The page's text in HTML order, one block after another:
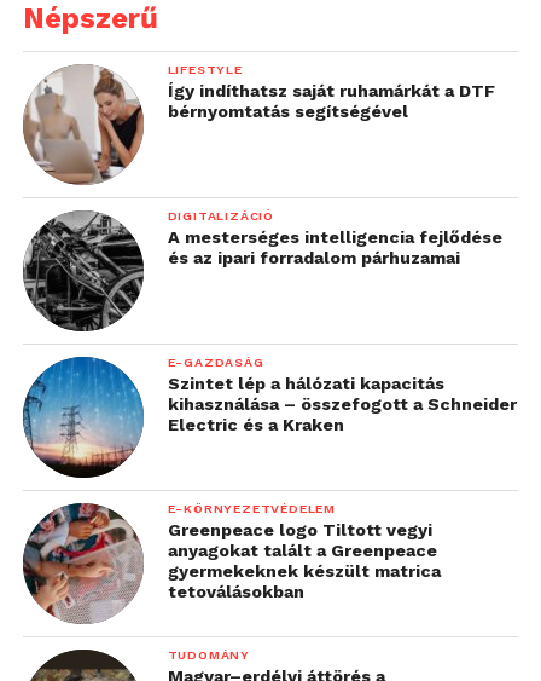
Népszerű
LIFESTYLE
Így indíthatsz saját ruhamárkát a DTF
bérnyomtatás segítségével
DIGITALIZÁCIÓ
A mesterséges intelligencia fejlődése
és az ipari forradalom párhuzamai
E-GAZDASÁG
Szintet lép a hálózati kapacitás
kihasználása – összefogott a Schneider
Electric és a Kraken
E-KÖRNYEZETVÉDELEM
Greenpeace logo Tiltott vegyi
anyagokat talált a Greenpeace
gyermekeknek készült matrica
tetoválásokban
TUDOMÁNY
Magyar–erdélyi áttörés a